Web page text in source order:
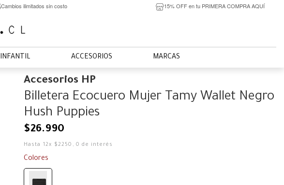
Cambios ilimitados sin costo 15% OFF en tu PRIMERA COMPRA AQUÍ
INFANTIL ACCESORIOS MARCAS
Accesorios HP
Billetera Ecocuero Mujer Tamy Wallet Negro
Hush Puppies
$26.990
Hasta 12x $2250 ,0 de interés
Colores